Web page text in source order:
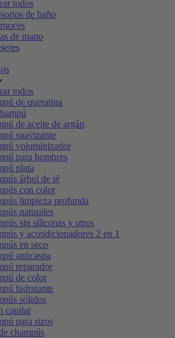
todos
de baño
de mano
todos
de queratina
de aceite de argán
suavizante
voluminizador
para hombres
plata
árbol de té
con color
limpieza profunda
naturales
sin siliconas y otros
y acondicionadores 2 en 1
en seco
anticaspa
reparador
de color
hidratante
sólidos
capilar
para rizos
champús